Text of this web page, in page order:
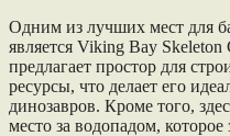
Одним из лучших мест для
является Viking Bay
предлагает простор для
ресурсы, что делает его
динозавров. Кроме того,
место за водопадом,